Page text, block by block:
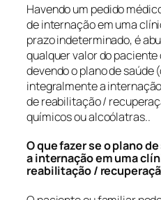
Havendo um pedido
de internação em uma
prazo indeterminado, é
qualquer valor do paciente
devendo o plano de
integralmente a
de reabilitação /
químicos ou alcoólatras..
O que fazer se o plano
a internação em uma
reabilitação /